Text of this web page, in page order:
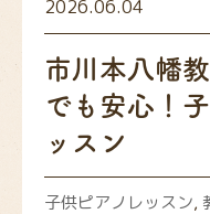
2026.06.04
市川本八幡
でも安心！
ッスン
子供ピアノレッスン,